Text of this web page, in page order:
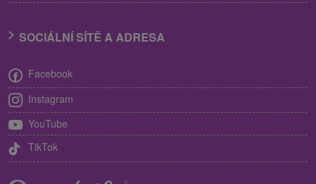
SOCIÁLNÍ SÍTĚ A ADRESA
Facebook
Instagram
YouTube
TikTok